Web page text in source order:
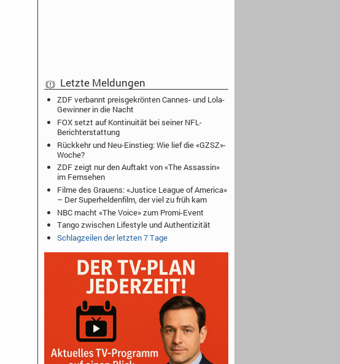
Letzte Meldungen
ZDF verbannt preisgekrönten Cannes- und Lola-
Gewinner in die Nacht
FOX setzt auf Kontinuität bei seiner NFL-
Berichterstattung
Rückkehr und Neu-Einstieg: Wie lief die «GZSZ»-
Woche?
ZDF zeigt nur den Auftakt von «The Assassin»
im Fernsehen
Filme des Grauens: «Justice League of America»
– Der Superheldenfilm, der viel zu früh kam
NBC macht «The Voice» zum Promi-Event
Tango zwischen Lifestyle und Authentizität
Schlagzeilen der letzten 7 Tage